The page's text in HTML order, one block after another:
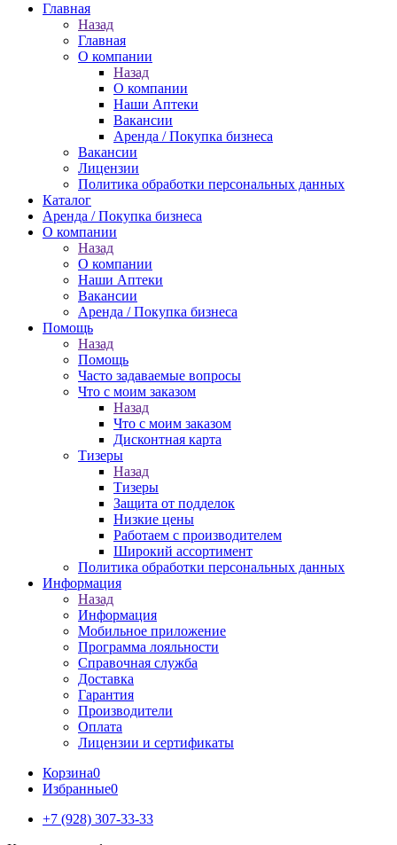
Главная
Назад
Главная
О компании
Назад
О компании
Наши Аптеки
Вакансии
Аренда / Покупка бизнеса
Вакансии
Лицензии
Политика обработки персональных данных
Каталог
Аренда / Покупка бизнеса
О компании
Назад
О компании
Наши Аптеки
Вакансии
Аренда / Покупка бизнеса
Помощь
Назад
Помощь
Часто задаваемые вопросы
Что с моим заказом
Назад
Что с моим заказом
Дисконтная карта
Тизеры
Назад
Тизеры
Защита от подделок
Низкие цены
Работаем с производителем
Широкий ассортимент
Политика обработки персональных данных
Информация
Назад
Информация
Мобильное приложение
Программа лояльности
Справочная служба
Доставка
Гарантия
Производители
Оплата
Лицензии и сертификаты
Корзина0
Избранные0
+7 (928) 307-33-33